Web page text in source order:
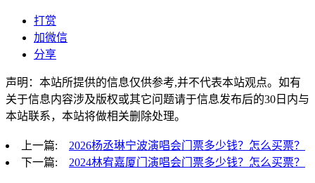
打赏
加微信
分享
声明：本站所提供的信息仅供参考,并不代表本站观点。如有
关于信息内容涉及版权或其它问题请于信息发布后的30日内与
本站联系，本站将做相关删除处理。
上一篇: 2026杨丞琳宁波演唱会门票多少钱？怎么买票？
下一篇: 2024林宥嘉厦门演唱会门票多少钱？怎么买票？